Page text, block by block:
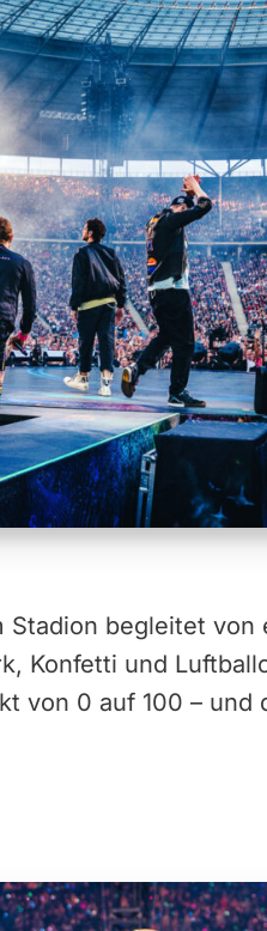
Stadion begleitet von
Konfetti und
von 0 auf 100 – und